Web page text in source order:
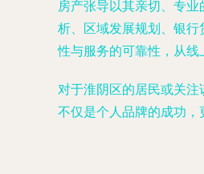
房产张导以其亲切、专
析、区域发展规划、银
性与服务的可靠性，从线
对于淮阴区的居民或关
不仅是个人品牌的成功，